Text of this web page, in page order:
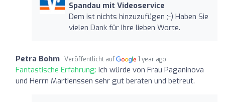
Spandau mit Videoservice
Dem ist nichts hinzuzufügen ;-) Haben Sie
vielen Dank für Ihre lieben Worte.
Petra Bohm Veröffentlicht auf 1 year ago
Fantastische Erfahrung: Ich würde von Frau Paganinova
und Herrn Martienssen sehr gut beraten und betreut.